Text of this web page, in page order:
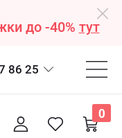
до -40% тут
86 25
0